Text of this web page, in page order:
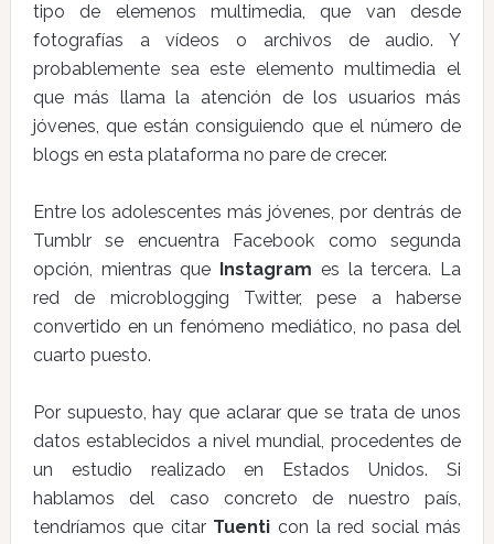
tipo de elemenos multimedia, que van desde
fotografías a vídeos o archivos de audio. Y
probablemente sea este elemento multimedia el
que más llama la atención de los usuarios más
jóvenes, que están consiguiendo que el número de
blogs en esta plataforma no pare de crecer.
Entre los adolescentes más jóvenes, por dentrás de
Tumblr se encuentra Facebook como segunda
opción, mientras que Instagram es la tercera. La
red de microblogging Twitter, pese a haberse
convertido en un fenómeno mediático, no pasa del
cuarto puesto.
Por supuesto, hay que aclarar que se trata de unos
datos establecidos a nivel mundial, procedentes de
un estudio realizado en Estados Unidos. Si
hablamos del caso concreto de nuestro país,
tendríamos que citar Tuenti con la red social más